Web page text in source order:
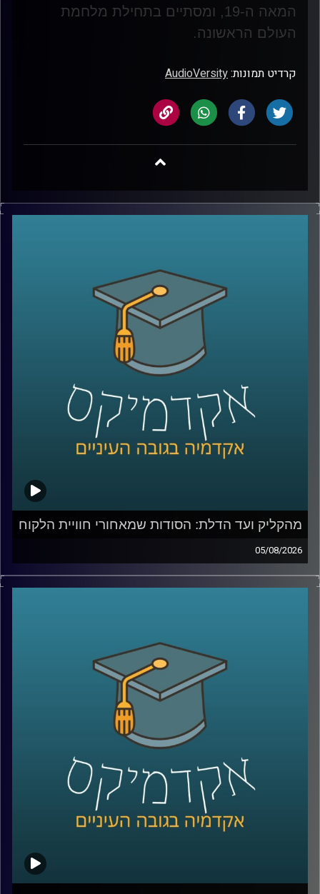
המאה ה-19, ומסתיים בתחילת מלחמת
העולם הראשונה.
קרדיט תמונות:AudioVersity
מהקליק ועד הדלת: הסודות שמאחורי חוויית הלקוח
05/08/2026
כולנו מזמינים היום כמעט הכול בלחיצת כפתור, אוכל, בגדים,
תרופות, אפילו את הקניות לסוף השבוע. אבל כמה מאיתנו
שגורמת לנו לחזור שוב ושוב, ואיך משלבים בין טכנולוגיה,
דאטה, לוגיסטיקה ובעיקר הבנה של בני אדם?
כדי לדבר על כל זה נמצא איתי היום צביקה ביידא, לשעבר
נדבר על מה באמת עומד מאחורי חוויית לקוח טובה, איך
ארגונים חושבים על חדשנות, ואיך בינה מלאכותית הולכת
לשנות את הדרך שבה כולנו קונים, עובדים ומקבלים החלטות
קרדיט תמונות:AudioVersity